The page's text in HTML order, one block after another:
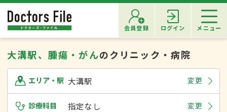
会員登録 ログイン メニュー
大溝駅、腫瘍・がんのクリニック・病院
エリア・駅 大溝駅 変更
診療科目 指定なし 変更